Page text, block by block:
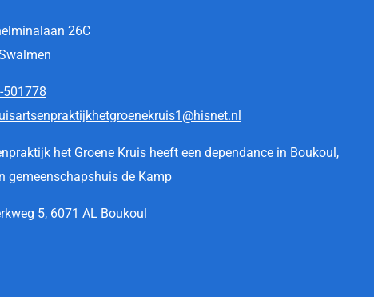
26C
501778
het Groene Kruis heeft een dependance in Boukoul,
gemeenschapshuis de Kamp
5, 6071 AL Boukoul